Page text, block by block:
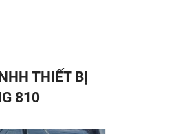
THIẾT BỊ
810